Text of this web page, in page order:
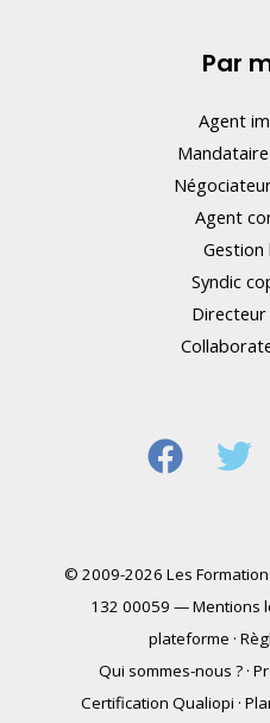
Par
Agent
Agent
Gestion
Syndic
Directeur
© 2009-2026 Les
132 00059 —Mentions
plateforme ·
Qui sommes-nous ? ·
Certification Qualiopi ·